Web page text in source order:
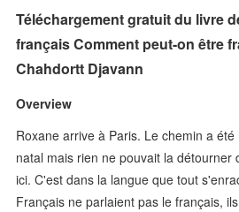
Téléchargement gratuit du livre
français Comment peut-on être
Chahdortt Djavann
Overview
Roxane arrive à Paris. Le chemin a
natal mais rien ne pouvait la détourner
ici. C'est dans la langue que tout
Français ne parlaient pas le français,